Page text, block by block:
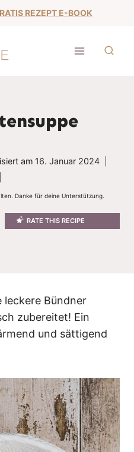
REZEPT E-BOOK
am 16. Januar 2024
Danke für deine Unterstützung.
RATE THIS RECIPE
leckere Bündner
zubereitet! Ein
und sättigend